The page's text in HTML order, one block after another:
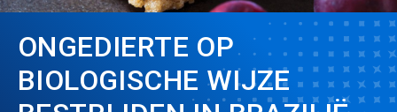
ONGEDIERTE OP
BIOLOGISCHE WIJZE